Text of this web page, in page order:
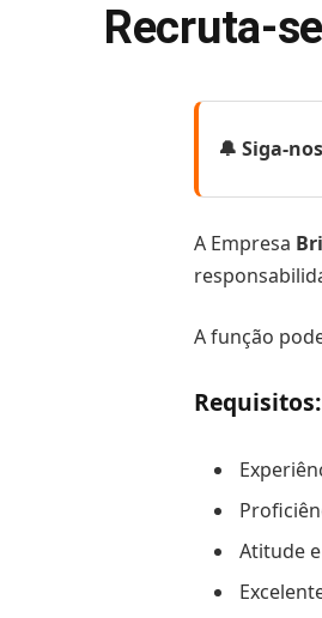
Recruta-
🔔 Siga-
A Empresa
A função
Requisitos:
Atitude